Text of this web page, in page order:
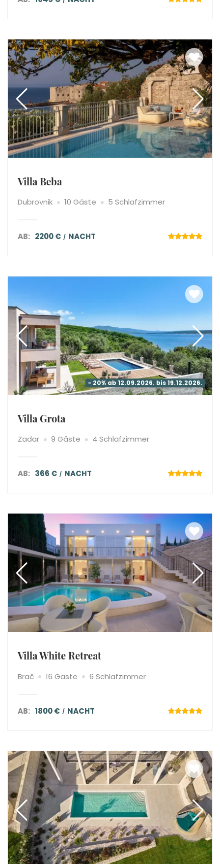
Villa Beba
Dubrovnik 10 Gäste 5 Schlafzimmer
AB: 2200 € NACHT
- 20% ab 12.09.2026. bis 19.12.2026.
Villa Grota
Zadar 9 Gäste 4 Schlafzimmer
AB: 366 € NACHT
Villa White Retreat
Brač 16 Gäste 6 Schlafzimmer
AB: 1800 € NACHT